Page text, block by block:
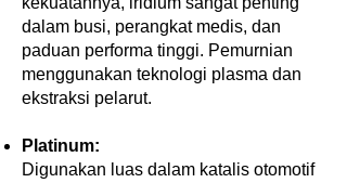
dalam busi, perangkat medis, dan
paduan performa tinggi. Pemurnian
menggunakan teknologi plasma dan
ekstraksi pelarut.
Platinum:
Digunakan luas dalam katalis otomotif